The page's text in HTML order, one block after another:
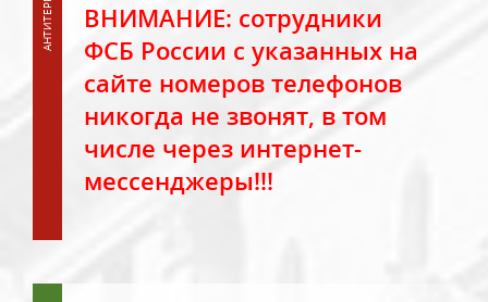
ВНИМАНИЕ: сотрудники
ФСБ России с указанных на
сайте номеров телефонов
никогда не звонят, в том
числе через интернет-
мессенджеры!!!